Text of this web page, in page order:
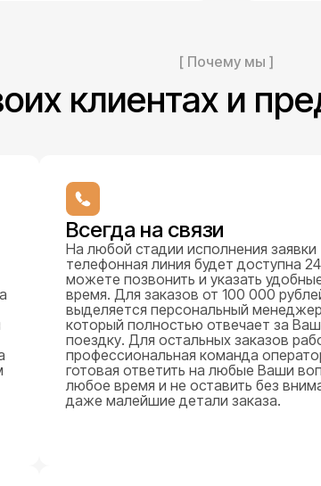
[ Почему мы ]
клиентах и
Всегда на связи
На любой стадии исполнения заявки
телефонная линия будет доступна
можете позвонить и указать
время. Для заказов от 100 000
выделяется персональный менеджер,
который полностью отвечает за
поездку. Для остальных заказов
профессиональная команда
готовая ответить на любые Ваши
любое время и не оставить без
даже малейшие детали заказа.